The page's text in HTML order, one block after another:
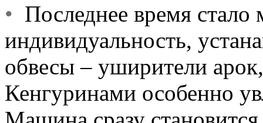
• Последнее время
индивидуальность,
обвесы – уширители
Кенгуринами особенно